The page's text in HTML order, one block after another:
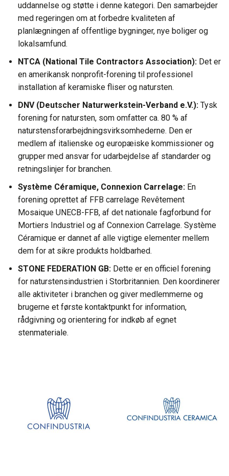
uddannelse og støtte i denne kategori. Den samarbejder
med regeringen om at forbedre kvaliteten af ​​
planlægningen af ​​offentlige bygninger, nye boliger og
lokalsamfund.
NTCA (National Tile Contractors Association): Det er
en amerikansk nonprofit-forening til professionel
installation af keramiske fliser og natursten.
DNV (Deutscher Naturwerkstein-Verband e.V.): Tysk
forening for natursten, som omfatter ca. 80 % af
naturstensforarbejdningsvirksomhederne. Den er
medlem af italienske og europæiske kommissioner og
grupper med ansvar for udarbejdelse af standarder og
retningslinjer for branchen.
Système Céramique, Connexion Carrelage: En
forening oprettet af FFB carrelage Revêtement
Mosaique UNECB-FFB, af det nationale fagforbund for
Mortiers Industriel og af Connexion Carrelage. Système
Céramique er dannet af alle vigtige elementer mellem
dem for at sikre produkts holdbarhed.
STONE FEDERATION GB: Dette er en officiel forening
for naturstensindustrien i Storbritannien. Den koordinerer
alle aktiviteter i branchen og giver medlemmerne og
brugerne et første kontaktpunkt for information,
rådgivning og orientering for indkøb af egnet
stenmateriale.